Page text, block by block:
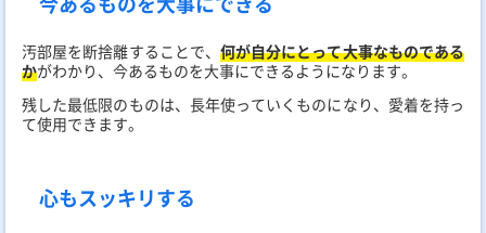
汚部屋を断捨離することで、 何が自分にとって大事なものである
かがわかり、今あるものを大事にできるようになります。
残した最低限のものは、長年使っていくものになり、愛着を持っ
て使用できます。
心もスッキリする